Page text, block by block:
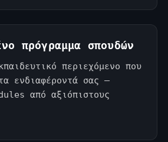
πρόγραμμα σπουδών
περιεχόμενο που
ενδιαφέροντά σας —
από αξιόπιστους